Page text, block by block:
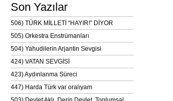
Son Yazılar
506) TÜRK MİLLETİ “HAYIR!” DİYOR
505) Orkestra Enstrümanları
504) Yahudilerin Arjantin Sevgisi
424) VATAN SEVGİSİ
423) Aydınlanma Süreci
447) Harda Türk var oralıyam